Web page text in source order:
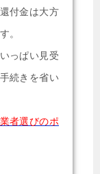
付金は大方
。
っぱい見受
続きを省い
者選びのポ